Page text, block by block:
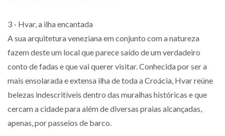
3 - Hvar, a ilha encantada
A sua arquitetura veneziana em conjunto com a natureza
fazem deste um local que parece saído de um verdadeiro
conto de fadas e que vai querer visitar. Conhecida por ser a
mais ensolarada e extensa ilha de toda a Croácia, Hvar reúne
belezas indescritíveis dentro das muralhas históricas e que
cercam a cidade para além de diversas praias alcançadas,
apenas, por passeios de barco.